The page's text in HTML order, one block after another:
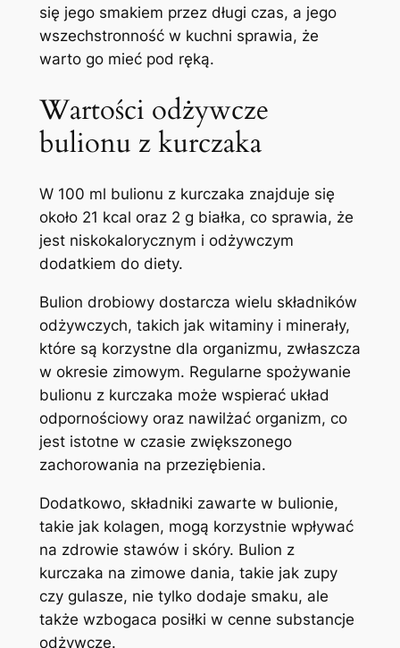
się jego smakiem przez długi czas, a jego
wszechstronność w kuchni sprawia, że
warto go mieć pod ręką.
Wartości odżywcze
bulionu z kurczaka
W 100 ml bulionu z kurczaka znajduje się
około 21 kcal oraz 2 g białka, co sprawia, że
jest niskokalorycznym i odżywczym
dodatkiem do diety.
Bulion drobiowy dostarcza wielu składników
odżywczych, takich jak witaminy i minerały,
które są korzystne dla organizmu, zwłaszcza
w okresie zimowym. Regularne spożywanie
bulionu z kurczaka może wspierać układ
odpornościowy oraz nawilżać organizm, co
jest istotne w czasie zwiększonego
zachorowania na przeziębienia.
Dodatkowo, składniki zawarte w bulionie,
takie jak kolagen, mogą korzystnie wpływać
na zdrowie stawów i skóry. Bulion z
kurczaka na zimowe dania, takie jak zupy
czy gulasze, nie tylko dodaje smaku, ale
także wzbogaca posiłki w cenne substancje
odżywcze.